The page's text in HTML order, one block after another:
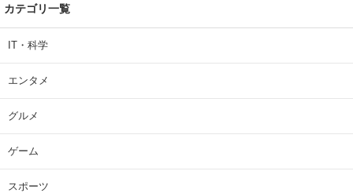
カテゴリ一覧
IT・科学
エンタメ
グルメ
ゲーム
スポーツ